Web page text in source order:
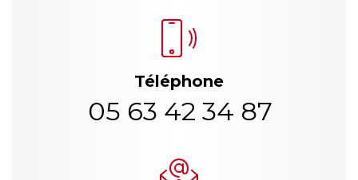
Téléphone
05 63 42 34 87